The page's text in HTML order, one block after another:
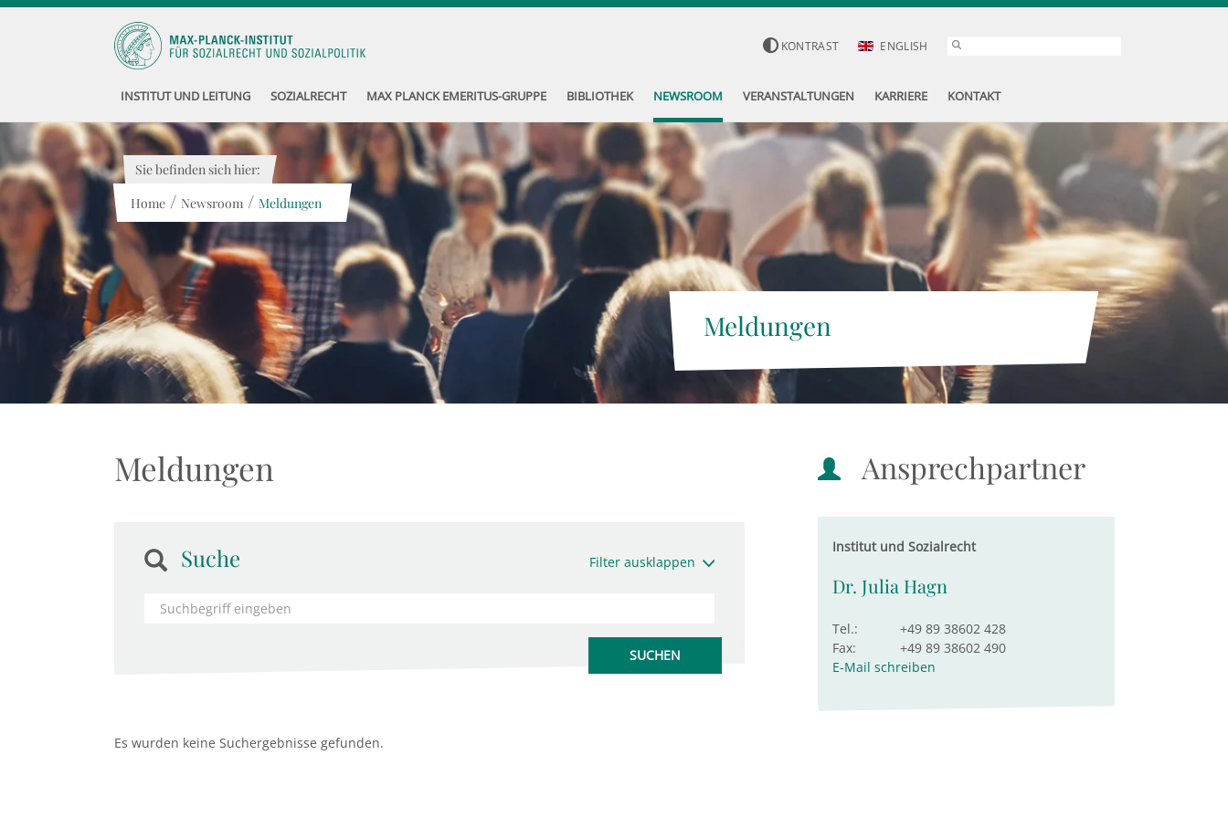
KONTRAST ENGLISH
INSTITUT UND LEITUNG SOZIALRECHT MAX PLANCK EMERITUS-GRUPPE BIBLIOTHEK NEWSROOM VERANSTALTUNGEN KARRIERE KONTAKT
Meldungen
Sie befinden sich hier:
Home / Newsroom / Meldungen
Meldungen
Suche Filter ausklappen
Es wurden keine Suchergebnisse gefunden.
Ansprechpartner
Institut und Sozialrecht
Dr. Julia Hagn
Tel.:
+49 89 38602 428
Fax:
+49 89 38602 490
E-Mail schreiben